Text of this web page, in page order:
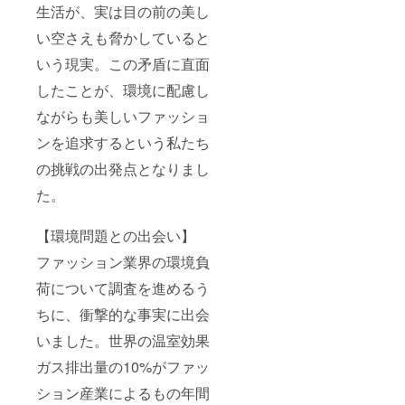
生活が、実は目の前の美し
い空さえも脅かしていると
いう現実。この矛盾に直面
したことが、環境に配慮し
ながらも美しいファッショ
ンを追求するという私たち
の挑戦の出発点となりまし
た。
【環境問題との出会い】
ファッション業界の環境負
荷について調査を進めるう
ちに、衝撃的な事実に出会
いました。世界の温室効果
ガス排出量の10%がファッ
ション産業によるもの年間